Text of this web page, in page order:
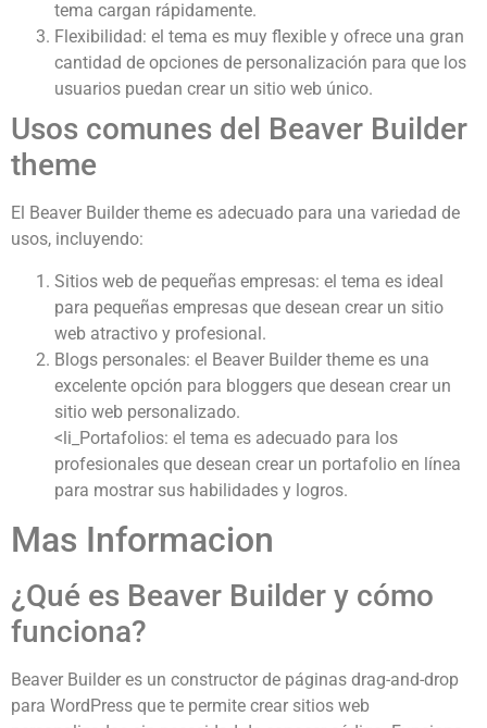
tema cargan rápidamente.
Flexibilidad: el tema es muy flexible y ofrece una gran
cantidad de opciones de personalización para que los
usuarios puedan crear un sitio web único.
Usos comunes del Beaver Builder
theme
El Beaver Builder theme es adecuado para una variedad de
usos, incluyendo:
Sitios web de pequeñas empresas: el tema es ideal
para pequeñas empresas que desean crear un sitio
web atractivo y profesional.
Blogs personales: el Beaver Builder theme es una
excelente opción para bloggers que desean crear un
sitio web personalizado.
<li_Portafolios: el tema es adecuado para los
profesionales que desean crear un portafolio en línea
para mostrar sus habilidades y logros.
Mas Informacion
¿Qué es Beaver Builder y cómo
funciona?
Beaver Builder es un constructor de páginas drag-and-drop
para WordPress que te permite crear sitios web